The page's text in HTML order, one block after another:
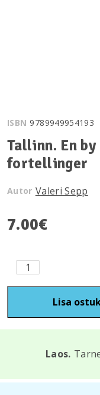
ISBN 9789949954193
Tallinn. En
fortellinger
Autor Valeri Sepp
7.00€
Tallinn.
En
by
Lisa
Laos.